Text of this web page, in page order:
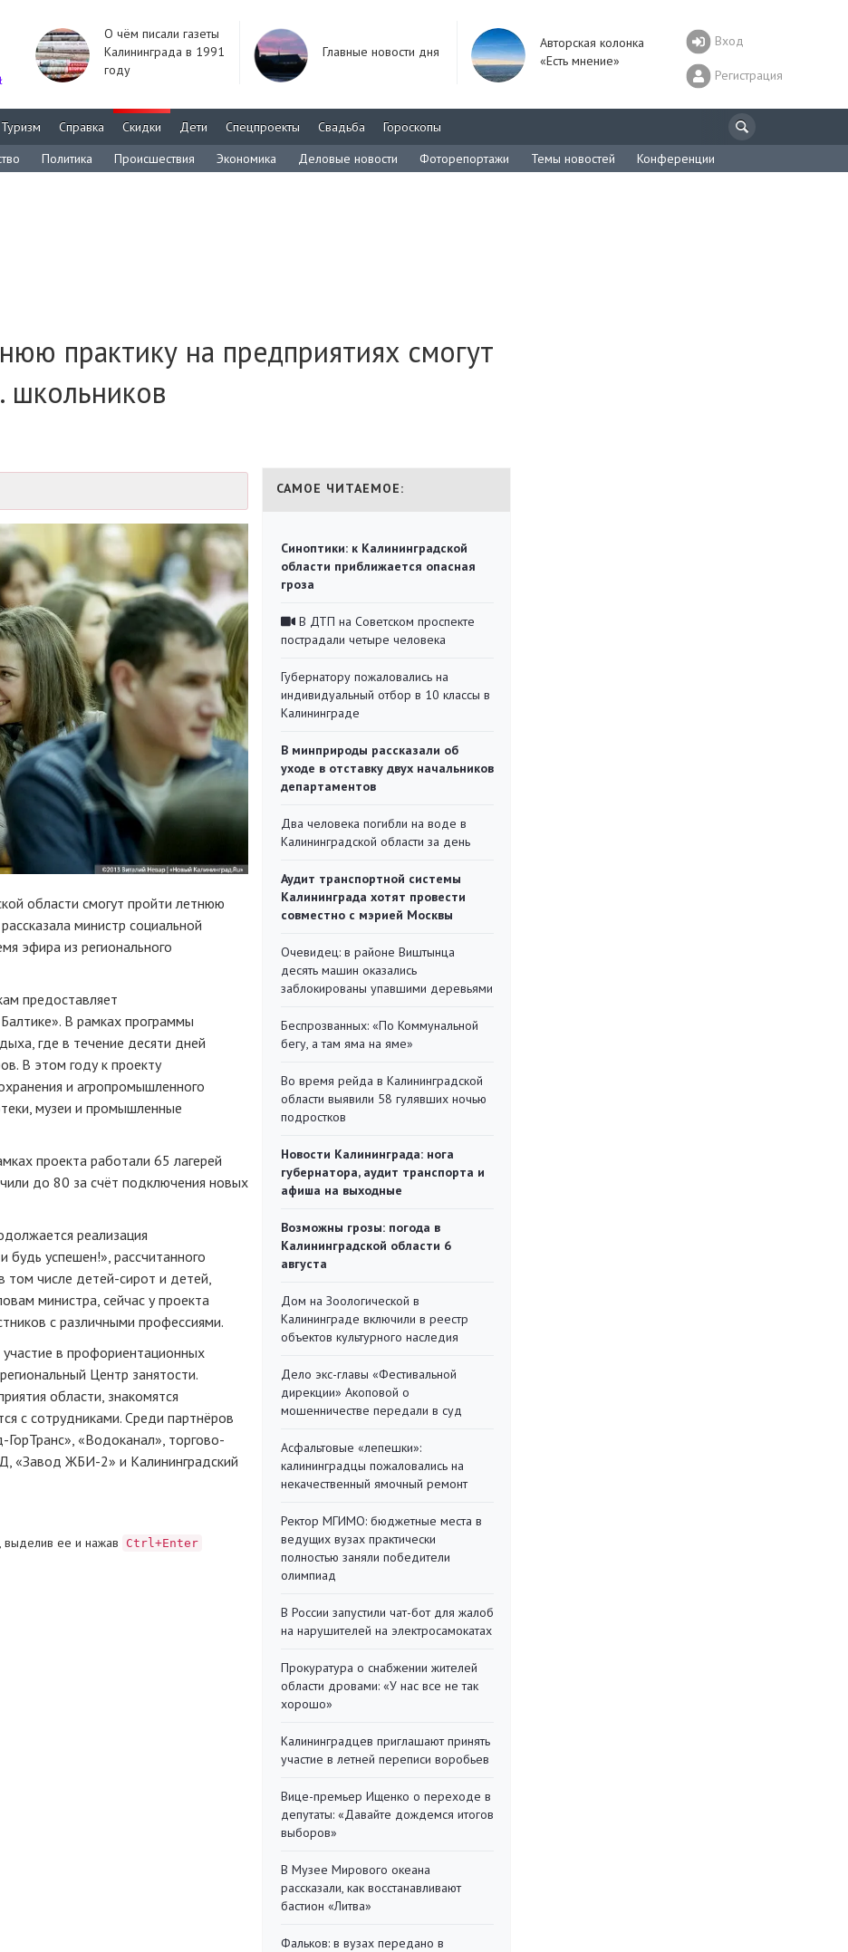
О чём писали газеты
Калининграда в 1991
году
Главные новости дня
Авторская колонка
«Есть мнение»
Вход
Регистрация
Туризм Справка Скидки Дети Спецпроекты Свадьба
Гороскопы
Политика Происшествия Экономика Деловые новости Фоторепортажи Темы новостей Конференции
практику на предприятиях смогут
школьников
области смогут пройти летнюю
министр социальной
эфира из регионального
предоставляет
В рамках программы
где в течение десяти дней
В этом году к проекту
и агропромышленного
музеи и промышленные
проекта работали 65 лагерей
до 80 за счёт подключения новых
реализация
успешен!», рассчитанного
том числе детей-сирот и детей,
министра, сейчас у проекта
с различными профессиями.
участие в профориентационных
Центр занятости.
области, знакомятся
с сотрудниками. Среди партнёров
«Водоканал», торгово-
«Завод ЖБИ-2» и Калининградский
ее и нажав Ctrl+Enter
САМОЕ ЧИТАЕМОЕ:
Синоптики: к Калининградской
области приближается опасная
гроза
В ДТП на Советском проспекте
пострадали четыре человека
Губернатору пожаловались на
индивидуальный отбор в 10 классы в
Калининграде
В минприроды рассказали об
уходе в отставку двух начальников
департаментов
Два человека погибли на воде в
Калининградской области за день
Аудит транспортной системы
Калининграда хотят провести
совместно с мэрией Москвы
Очевидец: в районе Виштынца
десять машин оказались
заблокированы упавшими деревьями
Беспрозванных: «По Коммунальной
бегу, а там яма на яме»
Во время рейда в Калининградской
области выявили 58 гулявших ночью
подростков
Новости Калининграда: нога
губернатора, аудит транспорта и
афиша на выходные
Возможны грозы: погода в
Калининградской области 6
августа
Дом на Зоологической в
Калининграде включили в реестр
объектов культурного наследия
Дело экс-главы «Фестивальной
дирекции» Акоповой о
мошенничестве передали в суд
Асфальтовые «лепешки»:
калининградцы пожаловались на
некачественный ямочный ремонт
Ректор МГИМО: бюджетные места в
ведущих вузах практически
полностью заняли победители
олимпиад
В России запустили чат-бот для жалоб
на нарушителей на электросамокатах
Прокуратура о снабжении жителей
области дровами: «У нас все не так
хорошо»
Калининградцев приглашают принять
участие в летней переписи воробьев
Вице-премьер Ищенко о переходе в
депутаты: «Давайте дождемся итогов
выборов»
В Музее Мирового океана
рассказали, как восстанавливают
бастион «Литва»
Фальков: в вузах передано в